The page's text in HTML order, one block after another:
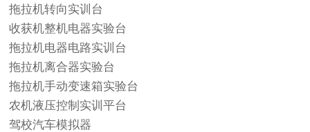
拖拉机转向实训台
收获机整机电器实验台
拖拉机电器电路实训台
拖拉机离合器实验台
拖拉机手动变速箱实验台
农机液压控制实训平台
驾校汽车模拟器